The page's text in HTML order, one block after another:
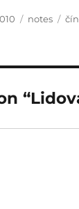
Categories
notes